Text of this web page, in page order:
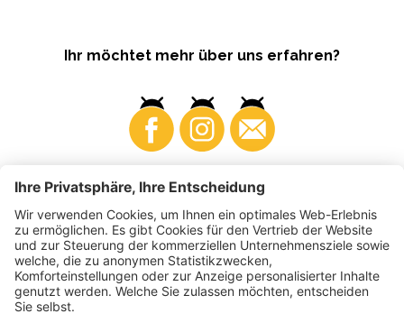
Ihr möchtet mehr über uns erfahren?
Business Produzenten